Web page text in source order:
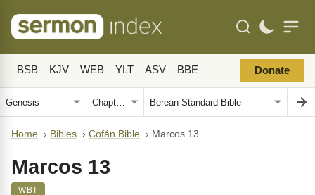
BSB KJV WEB YLT ASV BBE Donate
Home › Bibles › Cofán Bible › Marcos 13
Marcos 13
WBT